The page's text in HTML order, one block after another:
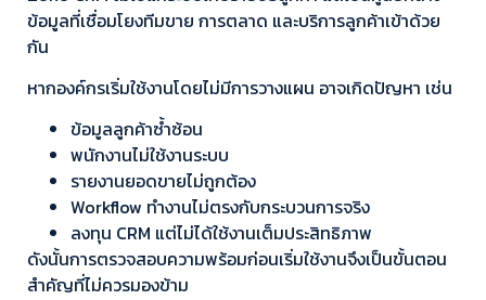
ข้อมูลที่เชื่อมโยงทีมขาย การตลาด และบริการลูกค้าเข้าด้วย
กัน
หากองค์กรเริ่มใช้งานโดยไม่มีการวางแผน อาจเกิดปัญหา เช่น
ข้อมูลลูกค้าซ้ำซ้อน
พนักงานไม่ใช้งานระบบ
รายงานยอดขายไม่ถูกต้อง
Workflow ทำงานไม่ตรงกับกระบวนการจริง
ลงทุน CRM แต่ไม่ได้ใช้งานเต็มประสิทธิภาพ
ดังนั้นการตรวจสอบความพร้อมก่อนเริ่มใช้งานจึงเป็นขั้นตอน
สำคัญที่ไม่ควรมองข้าม